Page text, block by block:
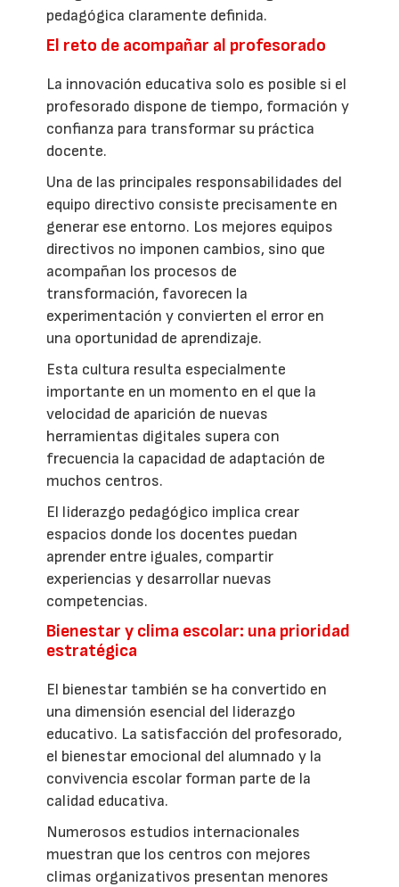
pedagógica claramente definida.
El reto de acompañar al profesorado
La innovación educativa solo es posible si el
profesorado dispone de tiempo, formación y
confianza para transformar su práctica
docente.
Una de las principales responsabilidades del
equipo directivo consiste precisamente en
generar ese entorno. Los mejores equipos
directivos no imponen cambios, sino que
acompañan los procesos de
transformación, favorecen la
experimentación y convierten el error en
una oportunidad de aprendizaje.
Esta cultura resulta especialmente
importante en un momento en el que la
velocidad de aparición de nuevas
herramientas digitales supera con
frecuencia la capacidad de adaptación de
muchos centros.
El liderazgo pedagógico implica crear
espacios donde los docentes puedan
aprender entre iguales, compartir
experiencias y desarrollar nuevas
competencias.
Bienestar y clima escolar: una prioridad
estratégica
El bienestar también se ha convertido en
una dimensión esencial del liderazgo
educativo. La satisfacción del profesorado,
el bienestar emocional del alumnado y la
convivencia escolar forman parte de la
calidad educativa.
Numerosos estudios internacionales
muestran que los centros con mejores
climas organizativos presentan menores